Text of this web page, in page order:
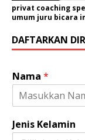
privat coaching
umum juru bicara
DAFTARKAN
Nama *
Jenis Kelamin